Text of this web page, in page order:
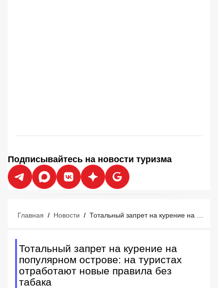
Подписывайтесь на новости туризма
Главная / Новости /
Тотальный запрет на курение на
популярном острове: на туристах
отработают новые правила без
табака